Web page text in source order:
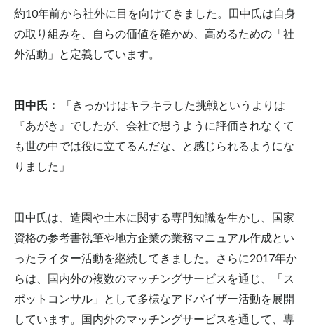
約10年前から社外に目を向けてきました。田中氏は自身
の取り組みを、自らの価値を確かめ、高めるための「社
外活動」と定義しています。
田中氏：
「きっかけはキラキラした挑戦というよりは
『あがき』でしたが、会社で思うように評価されなくて
も世の中では役に立てるんだな、と感じられるようにな
りました」
田中氏は、造園や土木に関する専門知識を生かし、国家
資格の参考書執筆や地方企業の業務マニュアル作成とい
ったライター活動を継続してきました。さらに2017年か
らは、国内外の複数のマッチングサービスを通じ、「ス
ポットコンサル」として多様なアドバイザー活動を展開
しています。国内外のマッチングサービスを通して、専